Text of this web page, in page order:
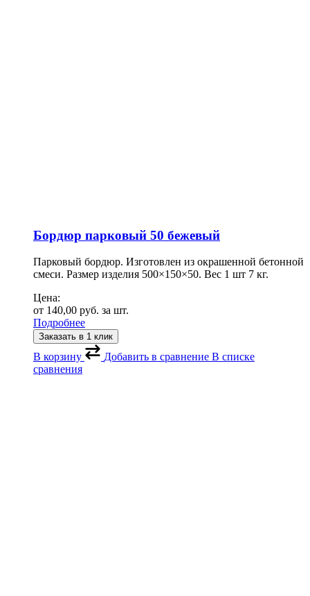
Бордюр парковый 50 бежевый
Парковый бордюр. Изготовлен из окрашенной бетонной
смеси. Размер изделия 500×150×50. Вес 1 шт 7 кг.
Цена:
от 140,00 руб. за шт.
Подробнее
Заказать в 1 клик
В корзину Добавить в сравнение В списке
сравнения